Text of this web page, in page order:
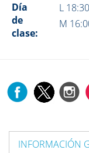
Día
de
clase:
L
M
INFORMACIÓN